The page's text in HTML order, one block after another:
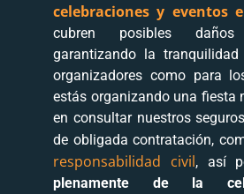
celebraciones y eventos
cubren posibles
garantizando la
organizadores como para
estás organizando una fiesta
en consultar nuestros
de obligada contratación,
responsabilidad civil, así
plenamente de la